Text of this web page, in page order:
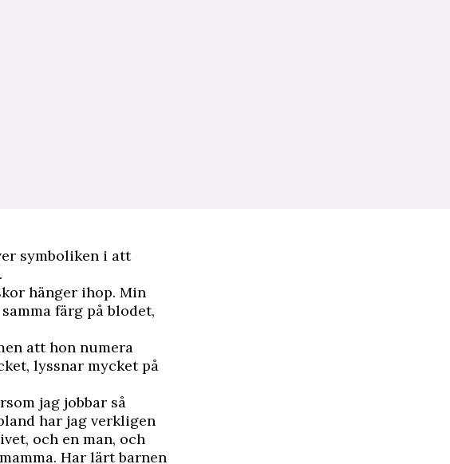
symboliken i att
hänger ihop. Min
färg på blodet,
att hon numera
lyssnar mycket på
jag jobbar så
har jag verkligen
och en man, och
Har lärt barnen